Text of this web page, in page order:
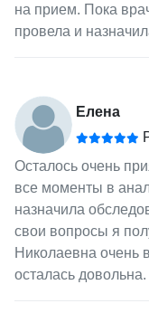
на прием. Пока
провела и
Елена
Осталось очень
все моменты в
назначила
свои вопросы я
Николаевна очень
осталась довольна.